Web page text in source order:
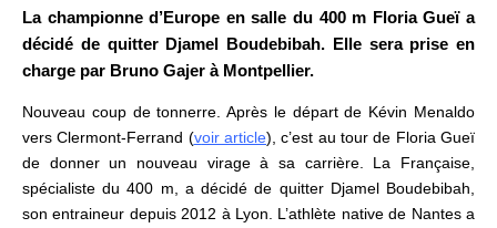
La championne d’Europe en salle du 400 m Floria Gueï a
décidé de quitter Djamel Boudebibah. Elle sera prise en
charge par Bruno Gajer à Montpellier.
Nouveau coup de tonnerre. Après le départ de Kévin Menaldo
vers Clermont-Ferrand (voir article), c’est au tour de Floria Gueï
de donner un nouveau virage à sa carrière. La Française,
spécialiste du 400 m, a décidé de quitter Djamel Boudebibah,
son entraineur depuis 2012 à Lyon. L’athlète native de Nantesa